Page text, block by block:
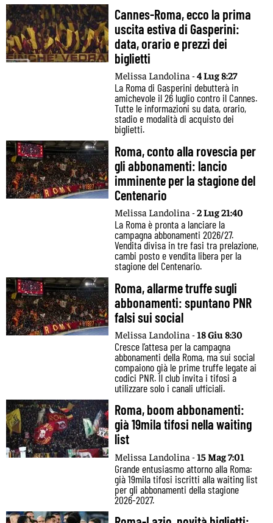
Cannes-Roma, ecco la prima
uscita estiva di Gasperini:
data, orario e prezzi dei
biglietti
Melissa Landolina -4 Lug 8:27
La Roma di Gasperini debutterà in
amichevole il 26 luglio contro il Cannes.
Tutte le informazioni su data, orario,
stadio e modalità di acquisto dei
biglietti.
Roma, conto alla rovescia per
gli abbonamenti: lancio
imminente per la stagione del
Centenario
Melissa Landolina -2 Lug 21:40
La Roma è pronta a lanciare la
campagna abbonamenti 2026/27.
Vendita divisa in tre fasi tra prelazione,
cambi posto e vendita libera per la
stagione del Centenario.
Roma, allarme truffe sugli
abbonamenti: spuntano PNR
falsi sui social
Melissa Landolina -18 Giu 8:30
Cresce l’attesa per la campagna
abbonamenti della Roma, ma sui social
compaiono già le prime truffe legate ai
codici PNR. Il club invita i tifosi a
utilizzare solo i canali ufficiali.
Roma, boom abbonamenti:
già 19mila tifosi nella waiting
list
Melissa Landolina -15 Mag 7:01
Grande entusiasmo attorno alla Roma:
già 19mila tifosi iscritti alla waiting list
per gli abbonamenti della stagione
2026-2027.